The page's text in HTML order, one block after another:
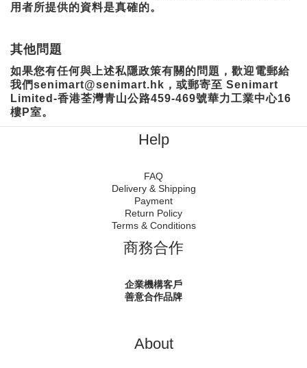
用者所提供的資料是真確的。
其他問題
如果您有任何與上述私隱政策有關的問題，歡迎電郵給
我們senimart@senimart.hk，或郵寄至 Senimart
Limited-香港荃灣青山公路459-469號華力工業中心16
樓P室。
Help
FAQ
Delivery & Shipping
Payment
Return Policy
Terms & Conditions
商務合作
企業機構客戶
善意合作品牌
About